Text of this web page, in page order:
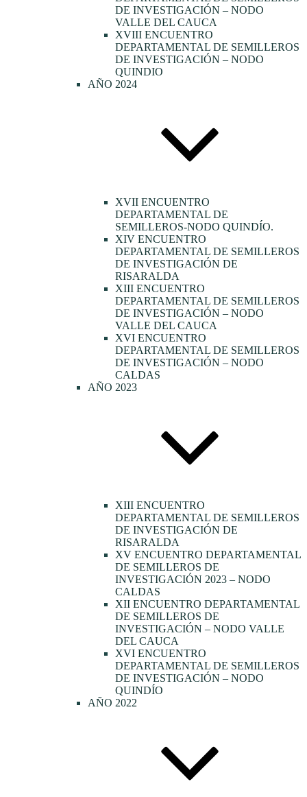
DE INVESTIGACIÓN – NODO
VALLE DEL CAUCA
XVIII ENCUENTRO
DEPARTAMENTAL DE SEMILLEROS
DE INVESTIGACIÓN – NODO
QUINDIO
AÑO 2024
XVII ENCUENTRO
DEPARTAMENTAL DE
SEMILLEROS-NODO QUINDÍO.
XIV ENCUENTRO
DEPARTAMENTAL DE SEMILLEROS
DE INVESTIGACIÓN DE
RISARALDA
XIII ENCUENTRO
DEPARTAMENTAL DE SEMILLEROS
DE INVESTIGACIÓN – NODO
VALLE DEL CAUCA
XVI ENCUENTRO
DEPARTAMENTAL DE SEMILLEROS
DE INVESTIGACIÓN – NODO
CALDAS
AÑO 2023
XIII ENCUENTRO
DEPARTAMENTAL DE SEMILLEROS
DE INVESTIGACIÓN DE
RISARALDA
XV ENCUENTRO DEPARTAMENTAL
DE SEMILLEROS DE
INVESTIGACIÓN 2023 – NODO
CALDAS
XII ENCUENTRO DEPARTAMENTAL
DE SEMILLEROS DE
INVESTIGACIÓN – NODO VALLE
DEL CAUCA
XVI ENCUENTRO
DEPARTAMENTAL DE SEMILLEROS
DE INVESTIGACIÓN – NODO
QUINDÍO
AÑO 2022